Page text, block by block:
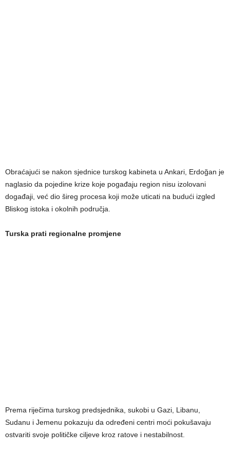
Obraćajući se nakon sjednice turskog kabineta u Ankari, Erdoğan je
naglasio da pojedine krize koje pogađaju region nisu izolovani
događaji, već dio šireg procesa koji može uticati na budući izgled
Bliskog istoka i okolnih područja.
Turska prati regionalne promjene
Prema riječima turskog predsjednika, sukobi u Gazi, Libanu,
Sudanu i Jemenu pokazuju da određeni centri moći pokušavaju
ostvariti svoje političke ciljeve kroz ratove i nestabilnost.